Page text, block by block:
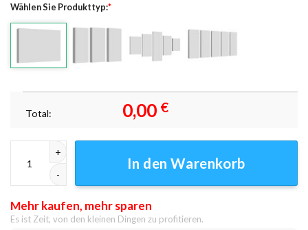
Wählen Sie Produkttyp:*
Total: 0,00 €
In den Warenkorb
Mehr kaufen, mehr sparen
Es ist Zeit, von den kleinen Dingen zu profitieren.